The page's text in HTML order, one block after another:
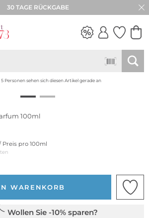
30 TAGE RÜCKGABE
5 Personen sehen sich diesen Artikel gerade an
100ml
Preis pro 100ml
WARENKORB
Wollen Sie -10% sparen?